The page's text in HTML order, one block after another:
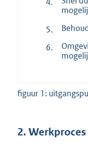
5.
6.
figuur 1:
2. Werkproces